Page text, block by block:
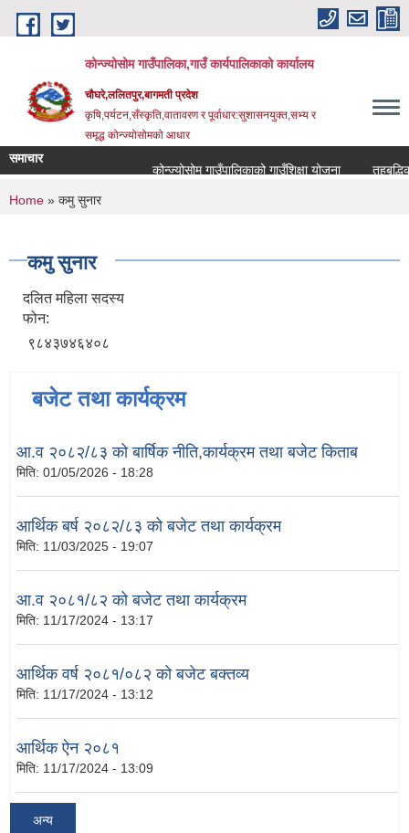
Skip to main content
कोन्ज्योसोम गाउँपालिका,गाउँ कार्यपालिकाको कार्यालय
चौघरे,ललितपुर,बागमती प्रदेश
कृषि,पर्यटन,सँस्कृति,वातावरण र पूर्वाधार:सुशासनयुक्त,सभ्य र
समृद्ध कोन्ज्योसोमको आधार
समाचार
कोन्ज्योसोम गाउँपालिकाको गाउँशिक्षा योजना
You are here
Home » कमु सुनार
कमु सुनार
दलित महिला सदस्य
फोन:
९८४३७४६४०८
बजेट तथा कार्यक्रम
आ.व २०८२/८३ को बार्षिक नीति,कार्यक्रम तथा बजेट किताब
मिति: 01/05/2026 - 18:28
आर्थिक बर्ष २०८२/८३ को बजेट तथा कार्यक्रम
मिति: 11/03/2025 - 19:07
आ.व २०८१/८२ को बजेट तथा कार्यक्रम
मिति: 11/17/2024 - 13:17
आर्थिक वर्ष २०८१/०८२ को बजेट बक्तव्य
मिति: 11/17/2024 - 13:12
आर्थिक ऐन २०८१
मिति: 11/17/2024 - 13:09
अन्य